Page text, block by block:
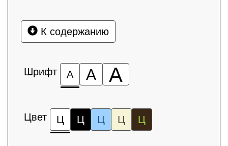
К содержанию
Шрифт А А А
Цвет Ц Ц Ц Ц Ц